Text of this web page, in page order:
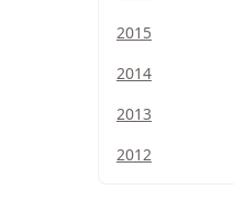
2015
2014
2013
2012